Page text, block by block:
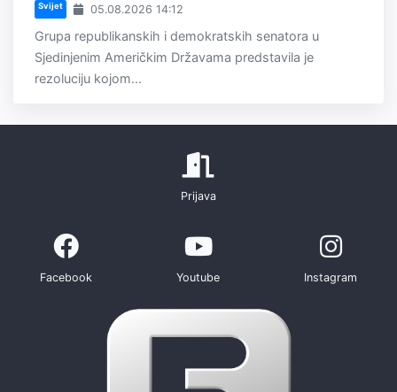
Svijet 05.08.2026 14:12
Grupa republikanskih i demokratskih senatora u
Sjedinjenim Američkim Državama predstavila je
rezoluciju kojom...
Prijava
Facebook Youtube Instagram